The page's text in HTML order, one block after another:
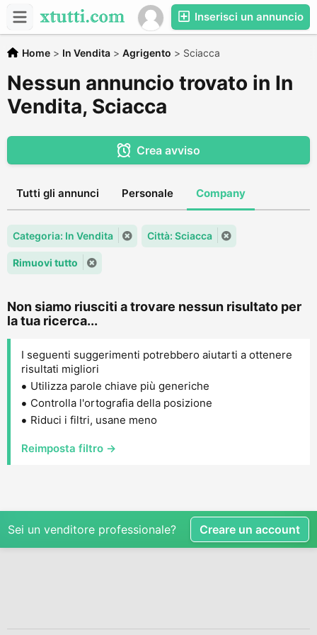
Inserisci un annuncio
Home > In Vendita > Agrigento > Sciacca
Nessun annuncio trovato in In
Vendita, Sciacca
Crea avviso
Tutti gli annunci Personale Company
Categoria: In Vendita Città: Sciacca
Rimuovi tutto
Non siamo riusciti a trovare nessun risultato per
la tua ricerca...
I seguenti suggerimenti potrebbero aiutarti a ottenere
risultati migliori
Utilizza parole chiave più generiche
Controlla l'ortografia della posizione
Riduci i filtri, usane meno
Reimposta filtro →
Sei un venditore professionale? Creare un account